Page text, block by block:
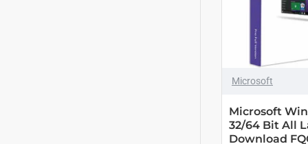
ТОЛЬКО ОНЛАЙН
Microsoft
Microsoft
32/64 Bit All
Download